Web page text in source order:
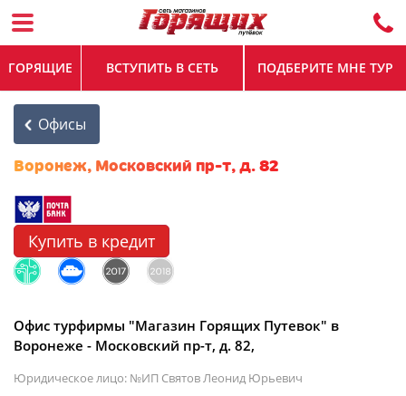
ГОРЯЩИЕ ВСТУПИТЬ В СЕТЬ ПОДБЕРИТЕ МНЕ ТУР
Офисы
Воронеж, Московский пр-т, д. 82
Купить в кредит
Офис турфирмы "Магазин Горящих Путевок" в
Воронеже - Московский пр-т, д. 82,
Юридическое лицо: №ИП Святов Леонид Юрьевич